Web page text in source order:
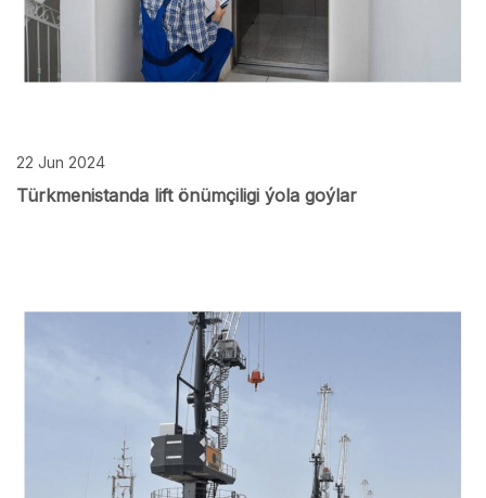
22 Jun 2024
Türkmenistanda lift önümçiligi ýola goýlar